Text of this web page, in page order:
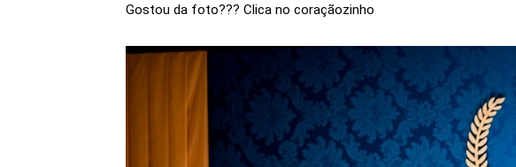
Gostou da foto??? Clica no coraçãozinho